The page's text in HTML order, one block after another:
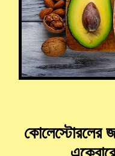
কোলেস্টোরলের